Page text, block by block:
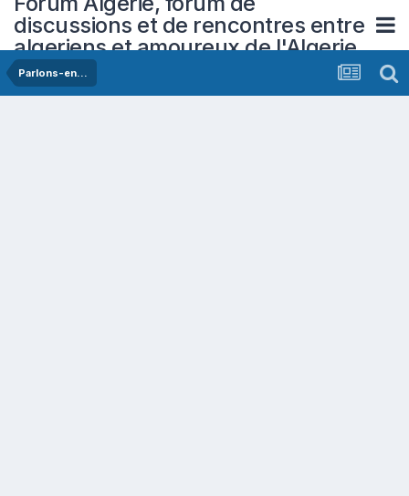
discussions et de rencontres entre
algeriens et amoureux de l'Algerie
Parlons-en...